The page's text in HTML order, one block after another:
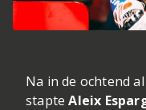
Na in de ochtend
stapteAleix